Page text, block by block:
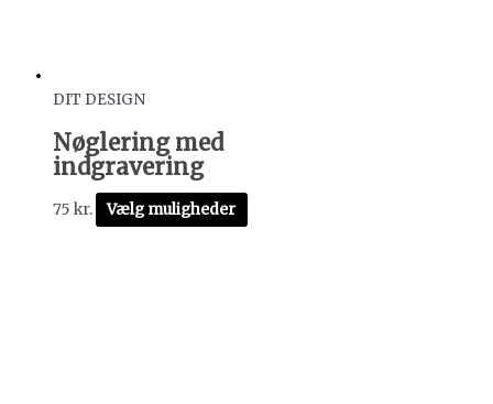
DIT DESIGN
Nøglering med
indgravering
75 kr. Vælg muligheder